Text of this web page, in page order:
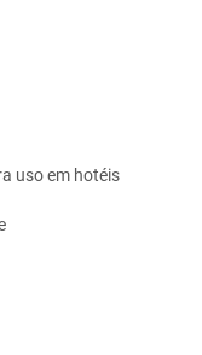
uso em hotéis